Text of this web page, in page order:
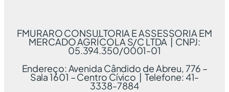
FMURARO CONSULTORIA E ASSESSORIA EM
MERCADO AGRÍCOLA S/C LTDA | CNPJ:
05.394.350/0001-01
Endereço: Avenida Cândido de Abreu, 776 –
Sala 1601 – Centro Cívico | Telefone: 41-
3338-7884